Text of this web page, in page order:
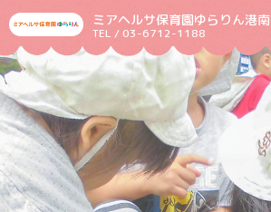
ミアヘルサ保育園ゆらりん港南
TEL / 03-6712-1188